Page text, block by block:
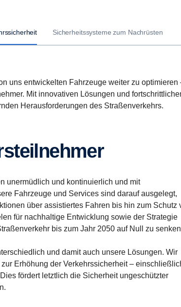
Sicherheitssysteme zum Nachrüsten
uns entwickelten Fahrzeuge weiter zu optimieren
Mit innovativen Lösungen und
Herausforderungen des Straßenverkehrs.
unermüdlich und kontinuierlich und mit
Fahrzeuge und Services sind darauf ausgelegt,
über assistiertes Fahren bis hin zum Schutz
für nachhaltige Entwicklung sowie der Strategie
bis zum Jahr 2050 auf Null zu
und damit auch unsere Lösungen. Wir
Erhöhung der Verkehrssicherheit –
fördert letztlich die Sicherheit ungeschützter